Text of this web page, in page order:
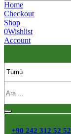
Home
Checkout
Shop
0Wishlist
Account
+90 242 312 52 52